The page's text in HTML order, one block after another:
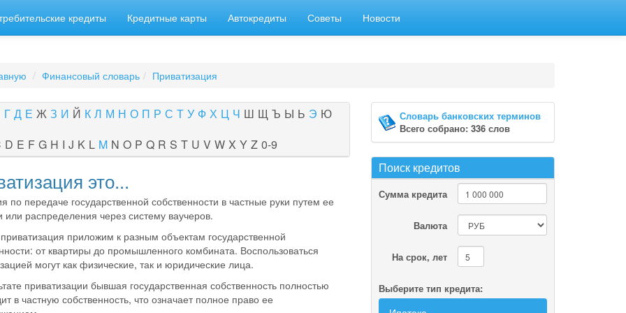
кредиты Кредитные карты Автокредиты Советы Новости
Финансовый словарь Приватизация
Г Д Е Ж З И Й К Л М Н О П Р С Т У Ф Х Ц Ч Ш Щ Ъ Ы Ь Э Ю
D E F G H I J K L M N O P Q R S T U V W X Y Z 0-9
это...
по передаче государственной собственности в частные руки путем ее
или распределения через систему ваучеров.
приложим к разным объектам государственной
от квартиры до промышленного комбината. Воспользоваться
могут как физические, так и юридические лица.
приватизации бывшая государственная собственность полностью
в частную собственность, что означает полное право ее
Словарь банковских терминов
Всего собрано: 336 слов
Поиск кредитов
Сумма кредита
Валюта
На срок, лет
Выберите тип кредита: